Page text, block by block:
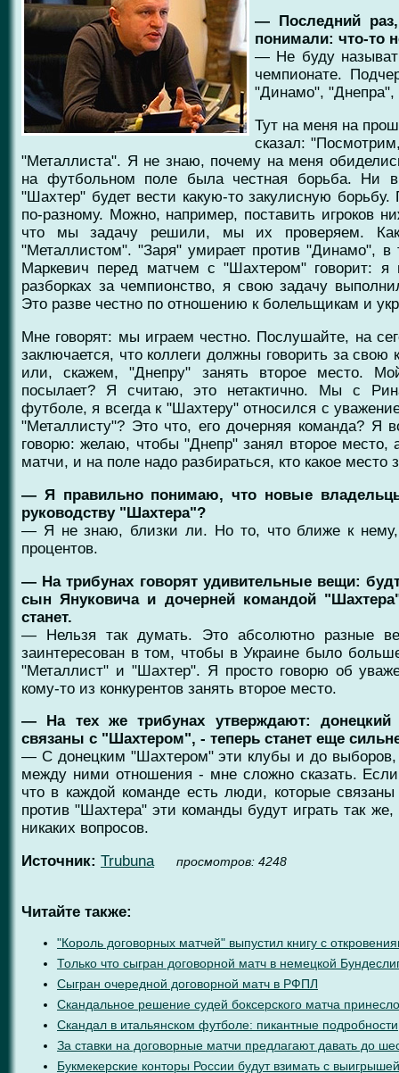
— Последний
понимали: что-то
— Не буду
чемпионате.
"Динамо",
Тут на меня на
сказал:
"Металлиста". Я не знаю, почему на меня
на футбольном поле была честная борьба. Ни
"Шахтер" будет вести какую-то закулисную
по-разному. Можно, например, поставить игроков
что мы задачу решили, мы их проверяем.
"Металлистом". "Заря" умирает против "Динамо", в
Маркевич перед матчем с "Шахтером" говорит:
разборках за чемпионство, я свою задачу
Это разве честно по отношению к болельщикам и
Мне говорят: мы играем честно. Послушайте, на
заключается, что коллеги должны говорить за
или, скажем, "Днепру" занять второе место.
посылает? Я считаю, это нетактично. Мы с
футболе, я всегда к "Шахтеру" относился с
"Металлисту"? Это что, его дочерняя команда? Я
говорю: желаю, чтобы "Днепр" занял второе место,
матчи, и на поле надо разбираться, кто какое место
— Я правильно понимаю, что новые
руководству "Шахтера"?
— Я не знаю, близки ли. Но то, что ближе к
процентов.
— На трибунах говорят удивительные вещи:
сын Януковича и дочерней командой
станет.
— Нельзя так думать. Это абсолютно разные
заинтересован в том, чтобы в Украине было
"Металлист" и "Шахтер". Я просто говорю об
кому-то из конкурентов занять второе место.
— На тех же трибунах утверждают:
связаны с "Шахтером", - теперь станет еще
— С донецким "Шахтером" эти клубы и до
между ними отношения - мне сложно сказать.
что в каждой команде есть люди, которые
против "Шахтера" эти команды будут играть так
никаких вопросов.
Источник: Trubuna проcмотров: 4248
Читайте также:
"Король договорных матчей" выпустил книгу с
Только что сыгран договорной матч в немецкой
Сыгран очередной договорной матч в РФПЛ
Скандальное решение судей боксерского матча
Скандал в итальянском футболе: пикантные подробности
За ставки на договорные матчи предлагают давать до
Букмекерские конторы России будут взимать с